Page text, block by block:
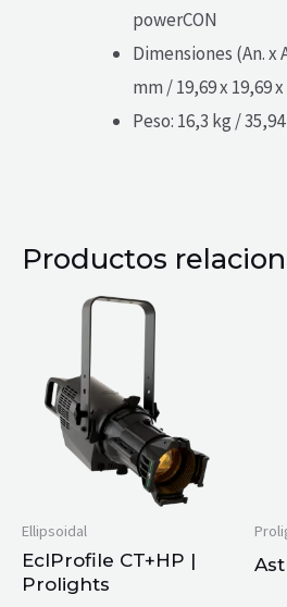
powerCON
Dimensiones (An. x
mm / 19,69 x 19,69
Peso: 16,3 kg /
Productos
Ellipsoidal
EclProfile CT+HP |
Prolights